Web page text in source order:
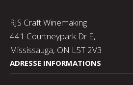
RJS Craft Winemaking
441 Courtneypark Dr E,
Mississauga, ON L5T 2V3
ADRESSE INFORMATIONS